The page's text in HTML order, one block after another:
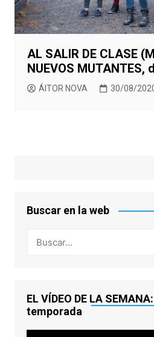
AL SALIR DE CLASE
NUEVOS
ÁITOR NOVA 30/08/
Buscar en la web
EL VÍDEO DE LA
temporada